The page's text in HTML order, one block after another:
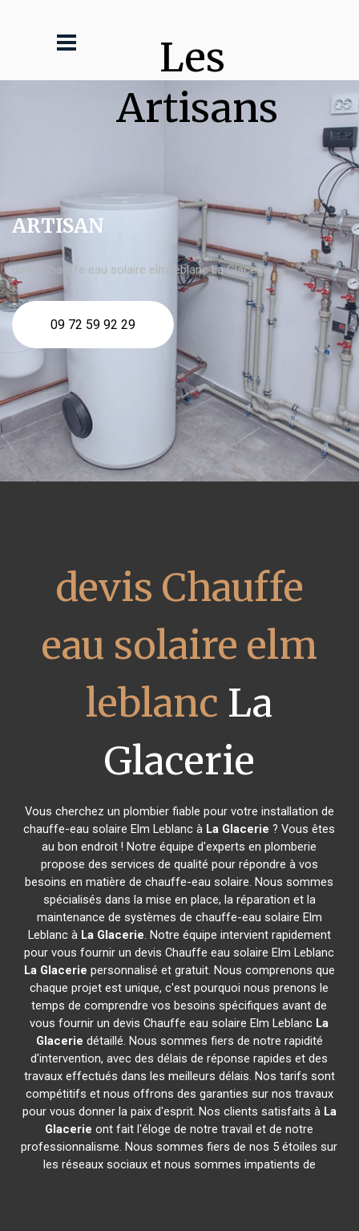
Les
Artisans
ARTISAN
devis Chauffe eau solaire elm leblanc La Glacerie
09 72 59 92 29
devis Chauffe
eau solaire elm
leblanc La
Glacerie
Vous cherchez un plombier fiable pour votre installation de
chauffe-eau solaire Elm Leblanc à La Glacerie ? Vous êtes
au bon endroit ! Notre équipe d'experts en plomberie
propose des services de qualité pour répondre à vos
besoins en matière de chauffe-eau solaire. Nous sommes
spécialisés dans la mise en place, la réparation et la
maintenance de systèmes de chauffe-eau solaire Elm
Leblanc à La Glacerie. Notre équipe intervient rapidement
pour vous fournir un devis Chauffe eau solaire Elm Leblanc
La Glacerie personnalisé et gratuit. Nous comprenons que
chaque projet est unique, c'est pourquoi nous prenons le
temps de comprendre vos besoins spécifiques avant de
vous fournir un devis Chauffe eau solaire Elm Leblanc La
Glacerie détaillé. Nous sommes fiers de notre rapidité
d'intervention, avec des délais de réponse rapides et des
travaux effectués dans les meilleurs délais. Nos tarifs sont
compétitifs et nous offrons des garanties sur nos travaux
pour vous donner la paix d'esprit. Nos clients satisfaits à La
Glacerie ont fait l'éloge de notre travail et de notre
professionnalisme. Nous sommes fiers de nos 5 étoiles sur
les réseaux sociaux et nous sommes impatients de